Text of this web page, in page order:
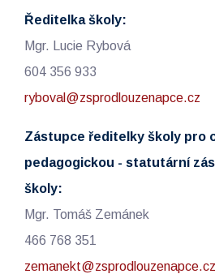
Ředitelka školy:
Mgr. Lucie Rybová
604 356 933
ryboval@zsprodlouzenapce.cz
Zástupce ředitelky školy pro
pedagogickou - statutární
školy:
Mgr. Tomáš Zemánek
466 768 351
zemanekt@zsprodlouzenapce.cz